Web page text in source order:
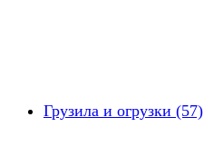
Грузила и огрузки (57)